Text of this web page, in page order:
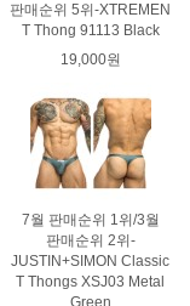
판매순위 5위-XTREMEN
T Thong 91113 Black
19,000원
7월 판매순위 1위/3월
판매순위 2위-
JUSTIN+SIMON Classic
T Thongs XSJ03 Metal